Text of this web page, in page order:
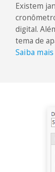
Existem
digital.
tema de
Saiba mais